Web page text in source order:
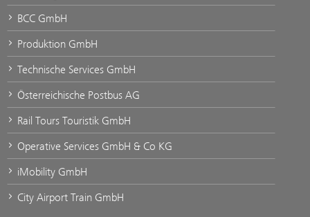
BCC GmbH
Produktion GmbH
Technische Services GmbH
Österreichische Postbus AG
Rail Tours Touristik GmbH
Operative Services GmbH & Co KG
iMobility GmbH
City Airport Train GmbH